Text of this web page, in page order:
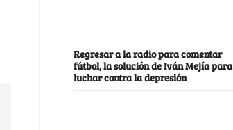
Regresar a la radio para comentar
fútbol, la solución de Iván Mejía para
luchar contra la depresión